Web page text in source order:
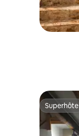
Superhôte
Superhôte